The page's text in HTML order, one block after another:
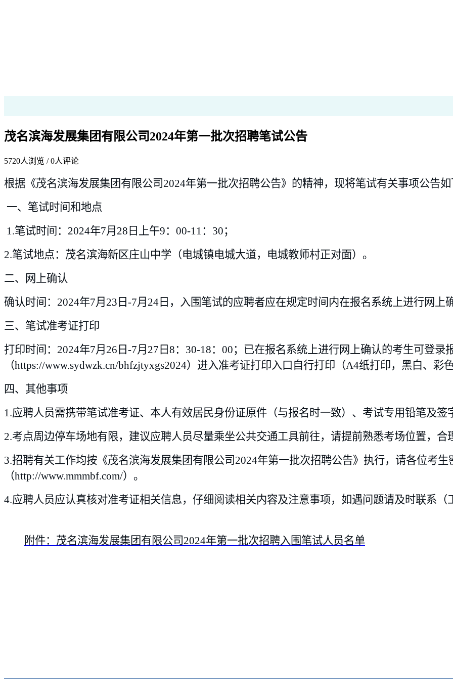
茂名滨海发展集团有限公司2024年第一批次招聘笔试公告
5720人浏览 /0人评论
根据《茂名滨海发展集团有限公司2024年第一批次招聘公告》的精神，现将笔试有关事项公告
一、笔试时间和地点
1.笔试时间：2024年7月 28 日 上午9：00-11：30；
2.笔试地点：茂名滨海新区庄山中学（电城镇电城大道，电城教师村正对面）。
二、网上确认
确认时间：2024年7月23日-7月24日，入围笔试的应聘者应在规定时间内在报名系统上进行网
三、笔试准考证打印
打印时间：2024年7月 26 日 -7月 27 日 8：30-18：00；已在报名系统上进行网上确认的考生可登录
（https://www.sydwzk.cn/bhfzjtyxgs2024） 进入准考证打印入口自行打印（A4纸打印，黑白、彩
四、其他事项
1.应聘人员需携带笔试准考证、本人有效居民身份证原件 （与报名时一致） 、考试专用铅笔及签
2.考点周边停车场地有限，建议应聘人员尽量乘坐公共交通工具前往，请提前熟悉考场位置，
3.招聘有关工作均按《茂名滨海发展集团有限公司2024年第一批次招聘公告》执行，请各位考生
（http://www.mmmbf.com/） 。
4.应聘人员应认真核对准考证相关信息，仔细阅读相关内容及注意事项，如遇问题请及时联系（
附件：茂名滨海发展集团有限公司2024年第一批次招聘入围笔试人员名单